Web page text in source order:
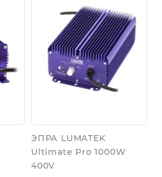
ЭПРА LUMATEK
Ultimate Pro 1000W
400V